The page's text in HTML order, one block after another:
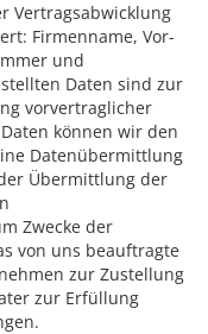
Vertragsabwicklung
Firmenname, Vor-
und
Daten sind zur
vorvertraglicher
können wir den
Datenübermittlung
Übermittlung der
Zwecke der
von uns beauftragte
zur Zustellung
zur Erfüllung